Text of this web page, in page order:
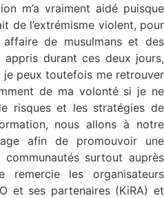
m’a vraiment aidé puisque
de l’extrémisme violent, pour
affaire de musulmans et des
appris durant ces deux jours,
peux toutefois me retrouver
de ma volonté si je ne
risques et les stratégies de
nous allons à notre
afin de promouvoir une
surtout auprès
les organisateurs
et ses partenaires (KiRA) et